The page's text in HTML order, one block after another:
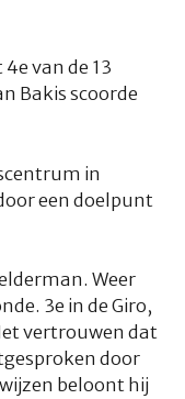
van de 13
Bakis scoorde
in
een doelpunt
Weer
3e in de Giro,
vertrouwen dat
door
beloont hij